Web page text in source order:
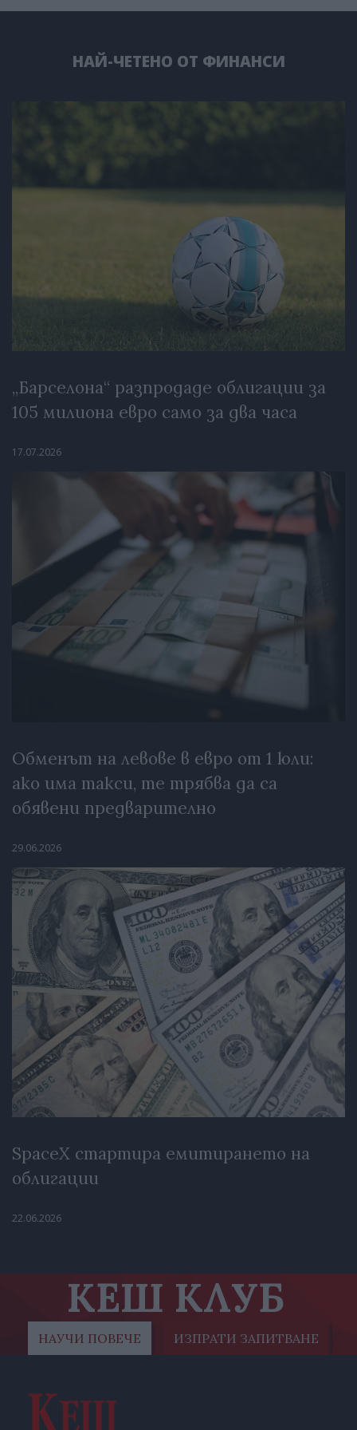
НАЙ-ЧЕТЕНО ОТ ФИНАНСИ
„Барселона“ разпродаде облигации за
105 милиона евро само за два часа
17.07.2026
Обменът на левове в евро от 1 юли:
ако има такси, те трябва да са
обявени предварително
29.06.2026
SpaceX стартира емитирането на
облигации
22.06.2026
КЕШ КЛУБ
НАУЧИ ПОВЕЧЕ ИЗПРАТИ ЗАПИТВАНЕ